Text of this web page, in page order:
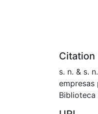
Citation
s. n. & s.
empresas
Biblioteca